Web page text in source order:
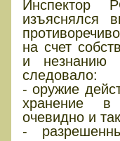
Инспектор
изъяснялся
на счет
и незнанию
следовало:
- оружие
хранение
очевидно и
-